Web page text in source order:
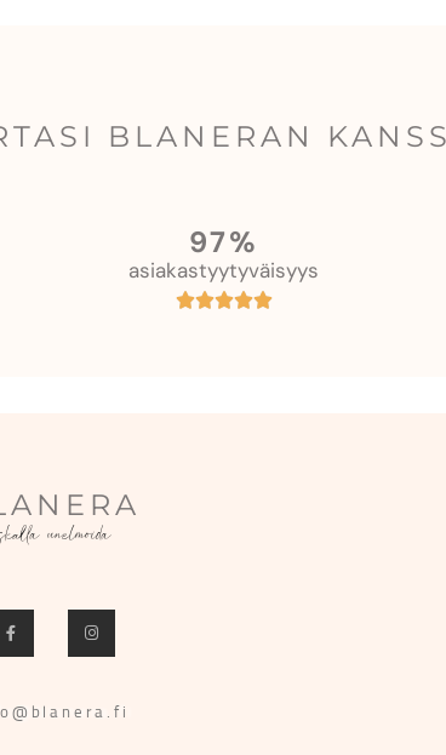
BLANERAN
97%
asiakastyytyväisyys
unelmoida